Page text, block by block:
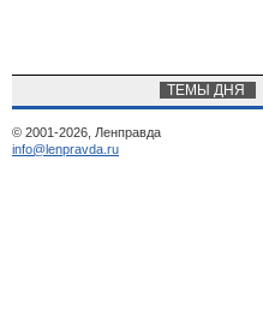
ТЕМЫ ДНЯ
© 2001-2026, Ленправда
info@lenpravda.ru